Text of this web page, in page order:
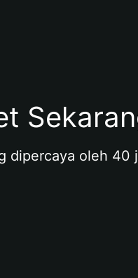
dipercaya oleh 40